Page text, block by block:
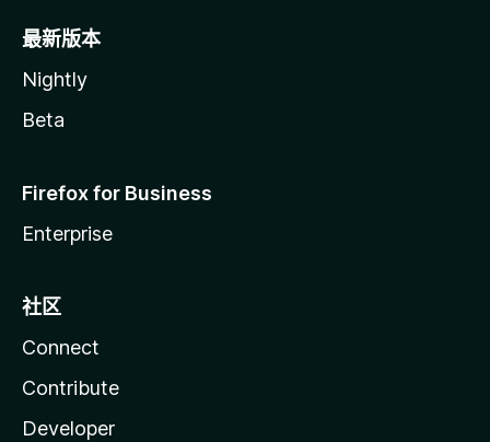
最新版本
Nightly
Beta
Firefox for Business
Enterprise
社区
Connect
Contribute
Developer